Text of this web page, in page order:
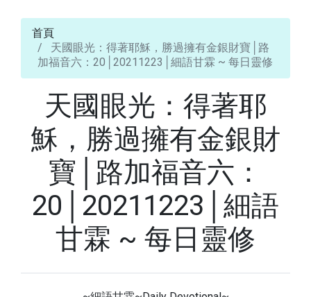
首頁
天國眼光：得著耶穌，勝過擁有金銀財寶│路
加福音六：20│20211223│細語甘霖 ~ 每日靈修
天國眼光：得著耶
穌，勝過擁有金銀財
寶│路加福音六：
20│20211223│細語
甘霖 ~ 每日靈修